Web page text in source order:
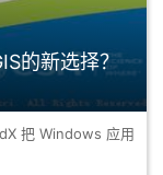
的新选择？
把 Windows 应用